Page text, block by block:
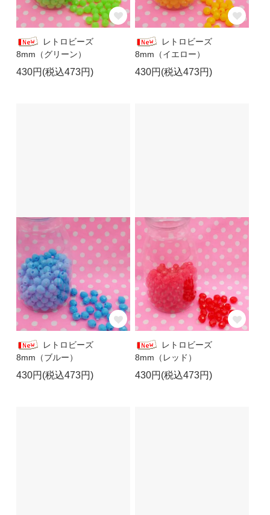
レトロビーズ
8mm（グリーン）
430円(税込473円)
レトロビーズ
8mm（イエロー）
430円(税込473円)
レトロビーズ
8mm（ブルー）
430円(税込473円)
レトロビーズ
8mm（レッド）
430円(税込473円)